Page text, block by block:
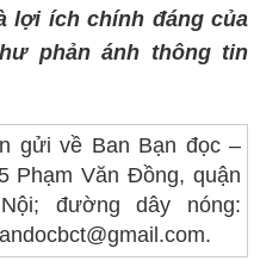
lợi ích chính đáng của
phản ánh thông tin
gửi về Ban Bạn đọc –
Phạm Văn Đồng, quận
đường dây nóng: